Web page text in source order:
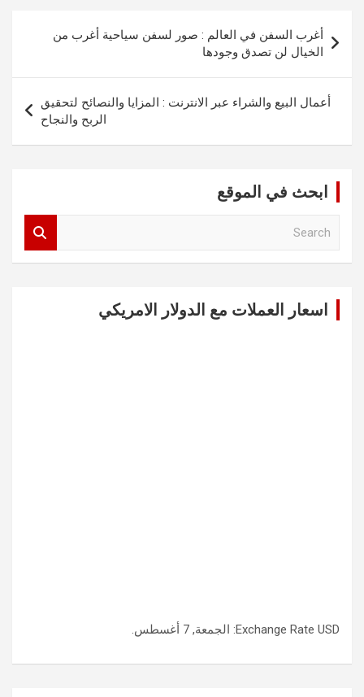
تصفّح
المقالات
أغرب السفن في العالم : صور لسفن سياحية أغرب من
الخيال لن تصدق وجودها
أعمال البيع والشراء عبر الانترنت : المزايا والنصائح لتحقيق
الربح والنجاح
ابحث في الموقع
اسعار العملات مع الدولار الامريكي
Exchange Rate USD : الجمعة, 7 أغسطس.